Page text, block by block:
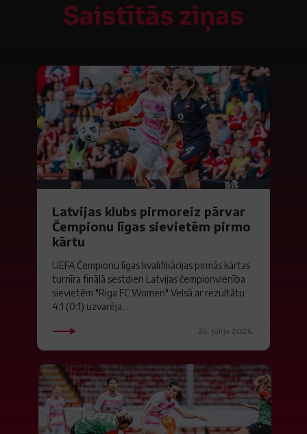
Saistītās ziņas
Latvijas klubs pirmoreiz pārvar
Čempionu līgas sievietēm pirmo
kārtu
UEFA Čempionu līgas kvalifikācijas pirmās kārtas
turnīra finālā sestdien Latvijas čempionvienība
sievietēm "Riga FC Women" Velsā ar rezultātu
4:1 (0:1) uzvarēja...
25. jūlijs 2026.